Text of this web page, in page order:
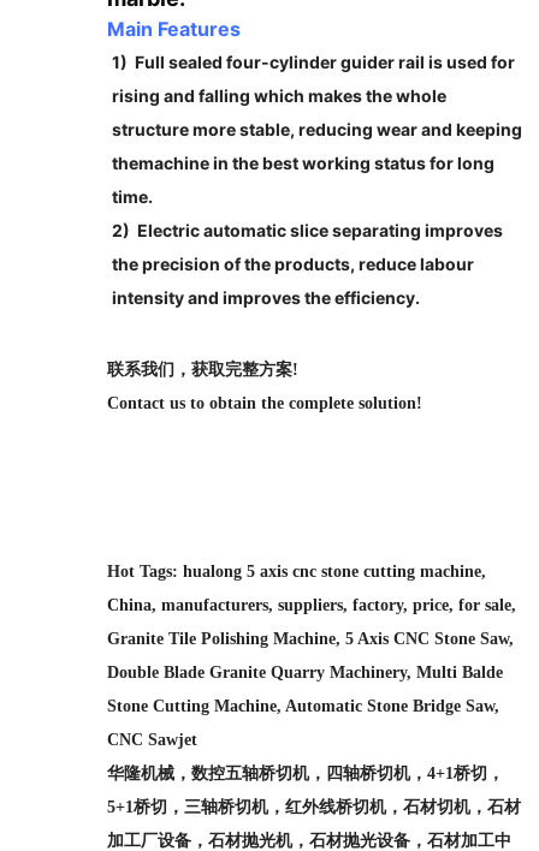
Main Features
1) Full sealed four-cylinder guider rail is used for
rising and falling which makes the whole
structure more stable, reducing wear and keeping
themachine in the best working status for long
time.
2) Electric automatic slice separating improves
the precision of the products, reduce labour
intensity and improves the efficiency.
联系我们，获取完整方案!
Contact us to obtain the complete solution!
Hot Tags: hualong 5 axis cnc stone cutting machine,
China, manufacturers, suppliers, factory, price, for sale,
Granite Tile Polishing Machine, 5 Axis CNC Stone Saw,
Double Blade Granite Quarry Machinery, Multi Balde
Stone Cutting Machine, Automatic Stone Bridge Saw,
CNC Sawjet
华隆机械，数控五轴桥切机，四轴桥切机，4+1桥切，
5+1桥切，三轴桥切机，红外线桥切机，石材切机，石材
加工厂设备，石材抛光机，石材抛光设备，石材加工中